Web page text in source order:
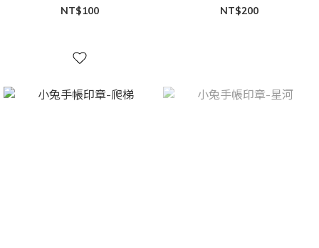
NT$100 NT$200